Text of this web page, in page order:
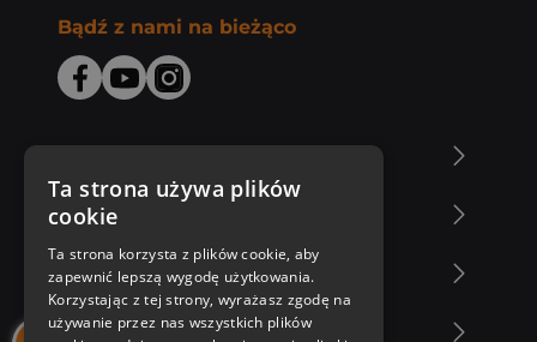
Bądź z nami na bieżąco
Zakupy u nas
Nasza oferta
Nasi autorzy
Ta strona używa plików
cookie
Ta strona korzysta z plików cookie, aby
zapewnić lepszą wygodę użytkowania.
Korzystając z tej strony, wyrażasz zgodę na
używanie przez nas wszystkich plików